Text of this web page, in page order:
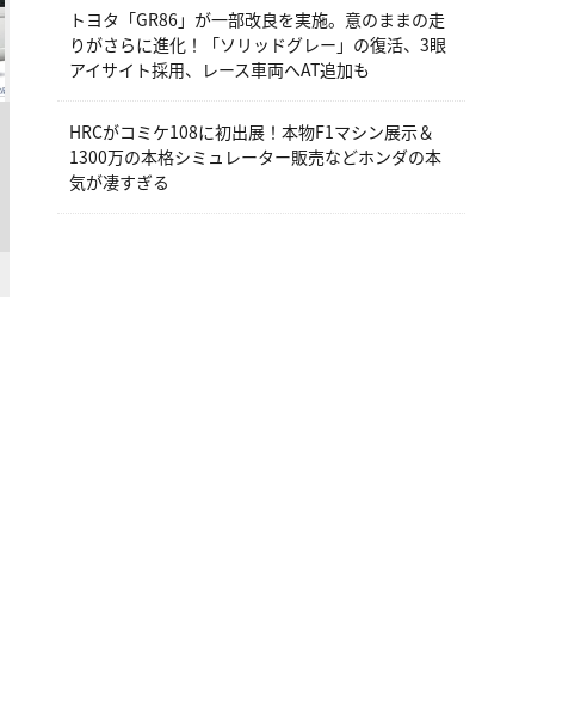
トヨタ「GR86」が一部改良を実施。意のままの走
りがさらに進化！「ソリッドグレー」の復活、3眼
アイサイト採用、レース車両へAT追加も
HRCがコミケ108に初出展！本物F1マシン展示＆
1300万の本格シミュレーター販売などホンダの本
気が凄すぎる